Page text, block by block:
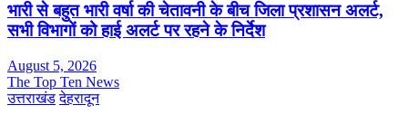
भारी से बहुत भारी वर्षा की चेतावनी के बीच जिला प्रशासन अलर्ट,
सभी विभागों को हाई अलर्ट पर रहने के निर्देश
August 5, 2026
The Top Ten News
उत्तराखंड देहरादून